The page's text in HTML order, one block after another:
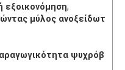
εξοικονόμηση,
μύλος ανοξείδωτ
ψυχρόβ